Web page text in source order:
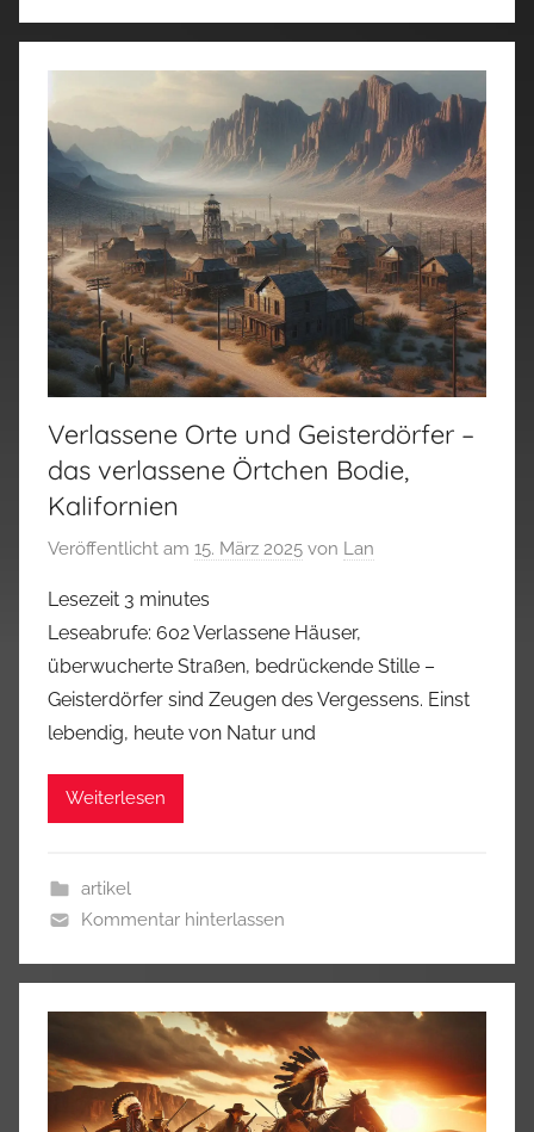
Verlassene Orte und Geisterdörfer –
das verlassene Örtchen Bodie,
Kalifornien
Veröffentlicht am 15. März 2025 von Lan
Lesezeit 3 minutes
Leseabrufe: 602 Verlassene Häuser,
überwucherte Straßen, bedrückende Stille –
Geisterdörfer sind Zeugen des Vergessens. Einst
lebendig, heute von Natur und
Weiterlesen
artikel
Kommentar hinterlassen